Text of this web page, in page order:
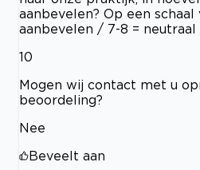
aanbevelen? Op een
aanbevelen / 7-8 = neutraal
10
Mogen wij contact met u
beoordeling?
Nee
Beveelt aan